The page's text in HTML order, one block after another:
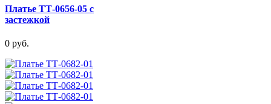
Платье ТТ-0656-05 с
застежкой
0 руб.